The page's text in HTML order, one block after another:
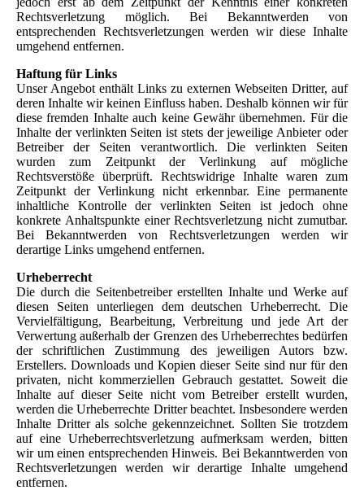
Rechtsverletzung möglich. Bei Bekanntwerden von
entsprechenden Rechtsverletzungen werden wir diese Inhalte
umgehend entfernen.
Haftung für Links
Unser Angebot enthält Links zu externen Webseiten Dritter, auf
deren Inhalte wir keinen Einfluss haben. Deshalb können wir für
diese fremden Inhalte auch keine Gewähr übernehmen. Für die
Inhalte der verlinkten Seiten ist stets der jeweilige Anbieter oder
Betreiber der Seiten verantwortlich. Die verlinkten Seiten
wurden zum Zeitpunkt der Verlinkung auf mögliche
Rechtsverstöße überprüft. Rechtswidrige Inhalte waren zum
Zeitpunkt der Verlinkung nicht erkennbar. Eine permanente
inhaltliche Kontrolle der verlinkten Seiten ist jedoch ohne
konkrete Anhaltspunkte einer Rechtsverletzung nicht zumutbar.
Bei Bekanntwerden von Rechtsverletzungen werden wir
derartige Links umgehend entfernen.
Urheberrecht
Die durch die Seitenbetreiber erstellten Inhalte und Werke auf
diesen Seiten unterliegen dem deutschen Urheberrecht. Die
Vervielfältigung, Bearbeitung, Verbreitung und jede Art der
Verwertung außerhalb der Grenzen des Urheberrechtes bedürfen
der schriftlichen Zustimmung des jeweiligen Autors bzw.
Erstellers. Downloads und Kopien dieser Seite sind nur für den
privaten, nicht kommerziellen Gebrauch gestattet. Soweit die
Inhalte auf dieser Seite nicht vom Betreiber erstellt wurden,
werden die Urheberrechte Dritter beachtet. Insbesondere werden
Inhalte Dritter als solche gekennzeichnet. Sollten Sie trotzdem
auf eine Urheberrechtsverletzung aufmerksam werden, bitten
wir um einen entsprechenden Hinweis. Bei Bekanntwerden von
Rechtsverletzungen werden wir derartige Inhalte umgehend
entfernen.